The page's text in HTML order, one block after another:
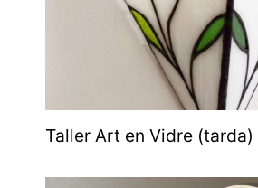
Taller Art en Vidre (tarda)